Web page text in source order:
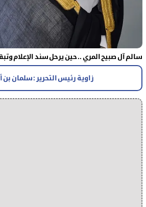
سالم آل صبيح المري .. حين يرحل سند الإعلام
زاوية رئيس التحرير : سلمان بن